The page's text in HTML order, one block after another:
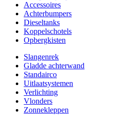
Accessoires
Achterbumpers
Dieseltanks
Koppelschotels
Opbergkisten
Slangenrek
Gladde achterwand
Standairco
Uitlaatsystemen
Verlichting
Vlonders
Zonnekleppen